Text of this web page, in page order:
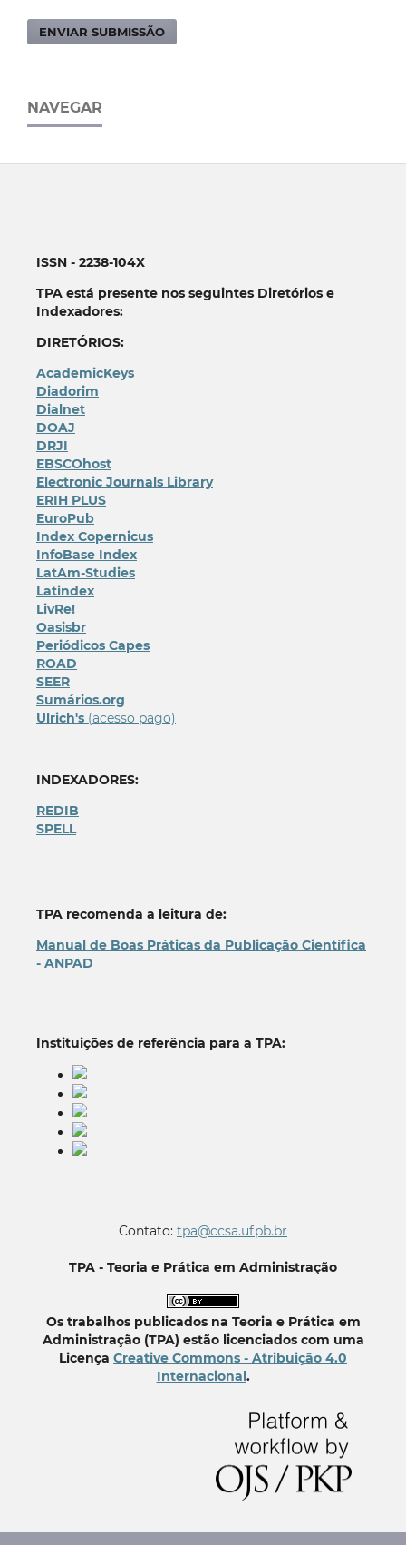
ENVIAR SUBMISSÃO
NAVEGAR
ISSN - 2238-104X
TPA está presente nos seguintes Diretórios e
Indexadores:
DIRETÓRIOS:
AcademicKeys
Diadorim
Dialnet
DOAJ
DRJI
EBSCOhost
Electronic Journals Library
ERIH PLUS
EuroPub
Index Copernicus
InfoBase Index
LatAm-Studies
Latindex
LivRe!
Oasisbr
Periódicos Capes
ROAD
SEER
Sumários.org
Ulrich's(acesso pago)
INDEXADORES:
REDIB
SPELL
TPA recomenda a leitura de:
Manual de Boas Práticas da Publicação Científica
- ANPAD
Instituições de referência para a TPA:
Contato: tpa@ccsa.ufpb.br
TPA - Teoria e Prática em Administração
Os trabalhos publicados na Teoria e Prática em
Administração (TPA) estão licenciados com uma
Licença Creative Commons - Atribuição 4.0
Internacional.